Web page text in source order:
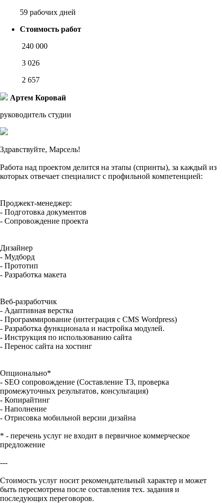
59 рабочих дней
Стоимость работ
240 000
3 026
2 657
Артем Коровай
руководитель студии
Здравствуйте, Марсель!
Работа над проектом делится на этапы (спринты), за каждый из
которых отвечает специалист с профильной компетенцией:
Проджект-менеджер:
- Подготовка документов
- Сопровождение проекта
Дизайнер
- Мудборд
- Прототип
- Разработка макета
Веб-разработчик
- Адаптивная верстка
- Программирование (интеграция с CMS Wordpress)
- Разработка функционала и настройка модулей.
- Инструкция по использованию сайта
- Перенос сайта на хостинг
Опционально*
- SEO сопровождение (Составление ТЗ, проверка
промежуточных результатов, консультация)
- Копирайтинг
- Наполнение
- Отрисовка мобильной версии дизайна
* - перечень услуг не входит в первичное коммерческое
предложение
---
Стоимость услуг носит рекомендательный характер и может
быть пересмотрена после составления тех. задания и
последующих переговоров.